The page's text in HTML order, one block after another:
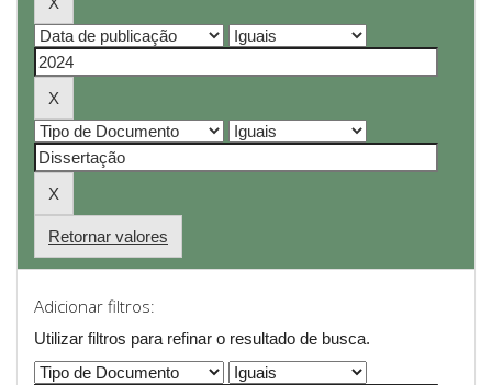
Retornar valores
Adicionar filtros:
Utilizar filtros para refinar o resultado de busca.